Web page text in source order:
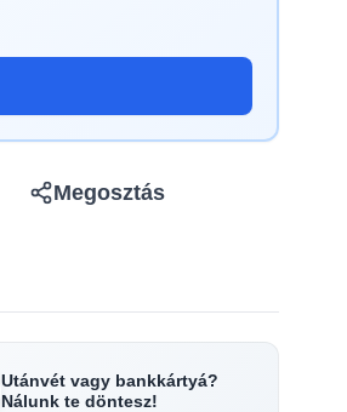
Megosztás
Utánvét vagy bankkártyá?
Nálunk te döntesz!